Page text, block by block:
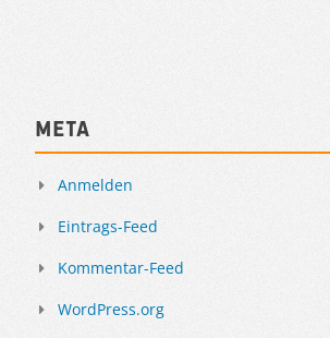
Meta
Anmelden
Eintrags-Feed
Kommentar-Feed
WordPress.org